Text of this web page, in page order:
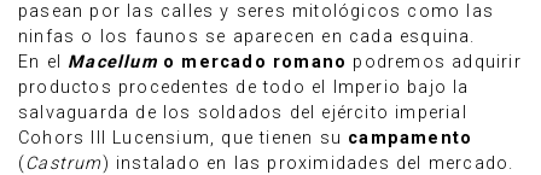
pasean por las calles y seres mitológicos como las
ninfas o los faunos se aparecen en cada esquina.
En el Macellumo mercado romano podremos adquirir
productos procedentes de todo el Imperio bajo la
salvaguarda de los soldados del ejército imperial
Cohors III Lucensium, que tienen su campamento
(Castrum) instalado en las proximidades del mercado.